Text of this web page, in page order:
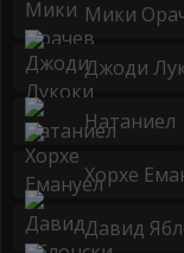
Мики
Джоди
Натаниел
Хорхе
Давид